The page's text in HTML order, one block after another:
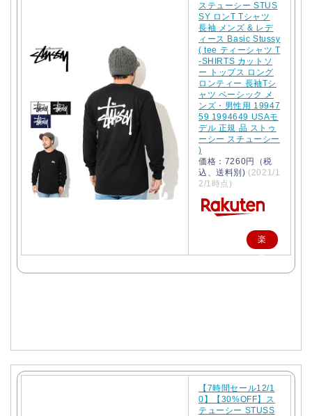
ステューシー STUS
SY ロンT Tシャツ
長袖 メンズ & レデ
ィース Basic Stussy
( tee ティーシャツ T
-SHIRTS カットソ
ー トップス ロング
ロンティー 長袖Tシ
ャツ ベーシック メ
ンズ・男性用 19947
59 1994649 USAモ
デル 正規 品 ストゥ
ーシー スチューシー
)
価格：7260円（税
込、送料別) (2021/1
2/1時点)
楽
天
【7時間セール12/1
0】【30%OFF】ス
テューシー STUSS